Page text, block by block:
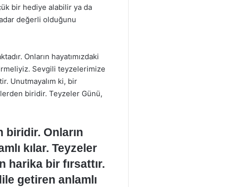
bir hediye alabilir ya da
değerli olduğunu
Onların hayatımızdaki
Sevgili teyzelerimize
Unutmayalım ki, bir
biridir. Teyzeler Günü,
biridir. Onların
kılar. Teyzeler
harika bir fırsattır.
getiren anlamlı